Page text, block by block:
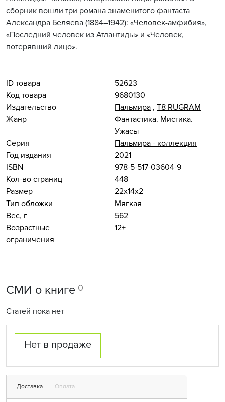
сборник вошли три романа знаменитого фантаста
Александра Беляева (1884–1942): «Человек-амфибия»,
«Последний человек из Атлантиды» и «Человек,
потерявший лицо».
ID товара
52623
Код товара
9680130
Издательство
Пальмира , Т8 RUGRAM
Жанр
Фантастика. Мистика.
Ужасы
Серия
Пальмира - коллекция
Год издания
2021
ISBN
978-5-517-03604-9
Кол-во страниц
448
Размер
22x14x2
Тип обложки
Мягкая
Вес, г
562
Возрастные
ограничения
12+
СМИ о книге 0
Статей пока нет
Нет в продаже
Доставка Оплата